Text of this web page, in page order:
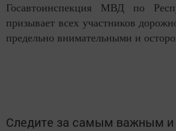
Госавтоинспекция МВД по
призывает всех участников
предельно внимательными и
Следите за самым важным и